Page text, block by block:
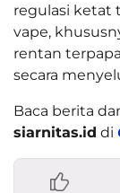
regulasi ketat
vape,
rentan
secara
Baca berita
siarnitas.id di